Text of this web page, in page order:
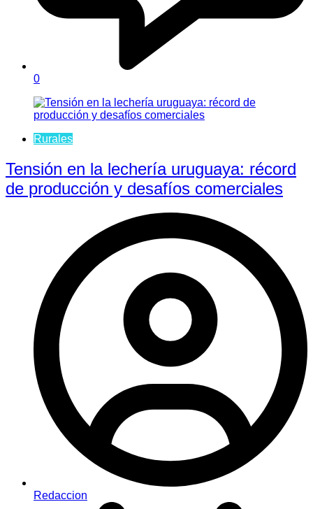
0
Rurales
Tensión en la lechería uruguaya: récord
de producción y desafíos comerciales
Redaccion